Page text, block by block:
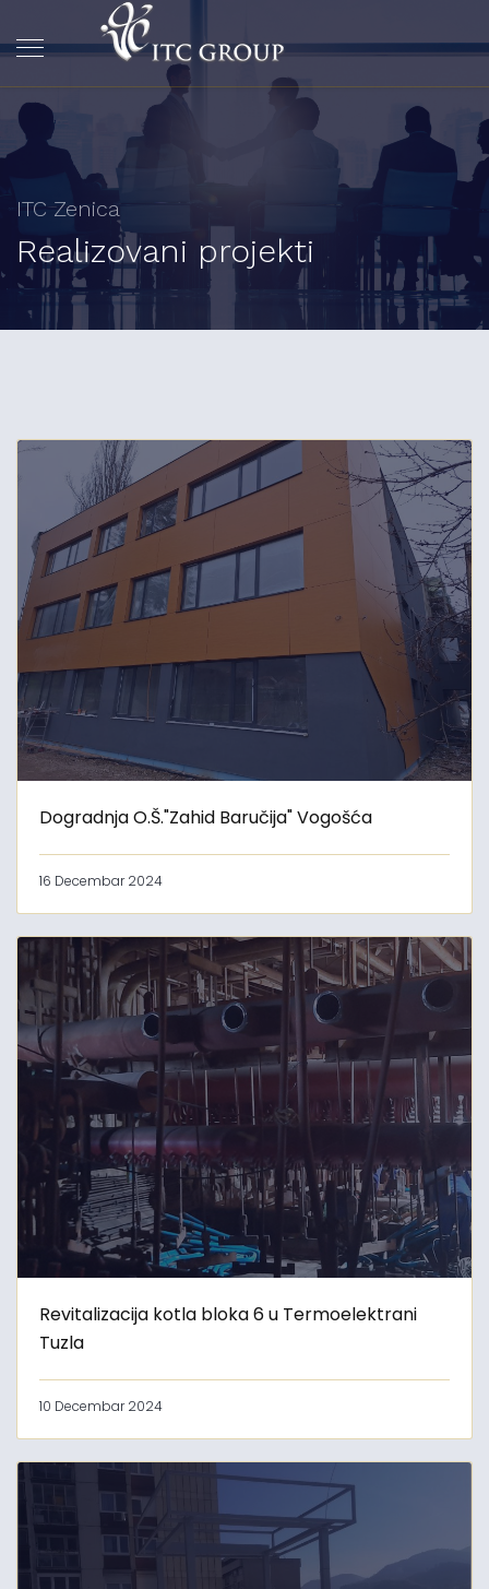
ITC Zenica
Realizovani projekti
Dogradnja O.Š."Zahid Baručija" Vogošća
16 Decembar 2024
Revitalizacija kotla bloka 6 u Termoelektrani
Tuzla
10 Decembar 2024